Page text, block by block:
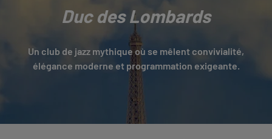
Duc des Lombards
Un club de jazz mythique où se mêlent convivialité,
élégance moderne et programmation exigeante.